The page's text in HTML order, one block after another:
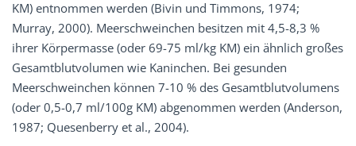
KM) entnommen werden (Bivin und Timmons, 1974;
Murray, 2000). Meerschweinchen besitzen mit 4,5-8,3 %
ihrer Körpermasse (oder 69-75 ml/kg KM) ein ähnlich großes
Gesamtblutvolumen wie Kaninchen. Bei gesunden
Meerschweinchen können 7-10 % des Gesamtblutvolumens
(oder 0,5-0,7 ml/100g KM) abgenommen werden (Anderson,
1987; Quesenberry et al., 2004).